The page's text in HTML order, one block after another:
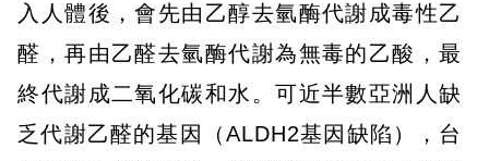
入人體後，會先由乙醇去氫酶代謝成毒性乙
醛，再由乙醛去氫酶代謝為無毒的乙酸，最
終代謝成二氧化碳和水。可近半數亞洲人缺
乏代謝乙醛的基因（ALDH2基因缺陷），台